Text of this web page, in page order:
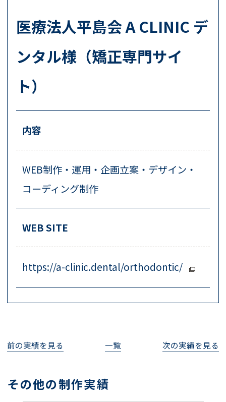
医療法人平島会 A CLINIC デ
ンタル様（矯正専門サイ
ト）
内容
WEB制作・運用・企画立案・デザイン・
コーディング制作
WEB SITE
https://a-clinic.dental/orthodontic/
前の実績を見る 一覧 次の実績を見る
その他の制作実績